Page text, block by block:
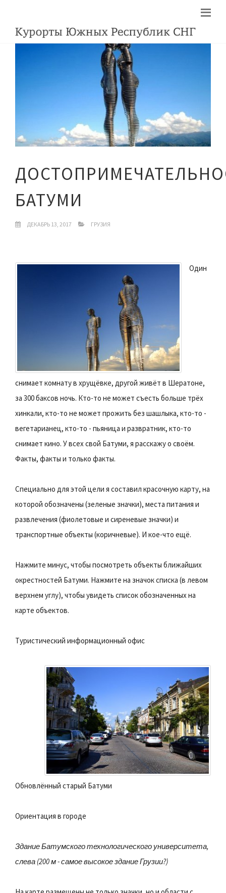
БАТУМИ
ДЕКАБРЬ 13, 2017 ГРУЗИЯ
Один
снимает комнату в хрущёвке, другой живёт в Шератоне,
за 300 баксов ночь. Кто-то не может съесть больше трёх
хинкали, кто-то не может прожить без шашлыка, кто-то -
вегетарианец, кто-то - пьяница и развратник, кто-то
снимает кино. У всех свой Батуми, я расскажу о своём.
Факты, факты и только факты.
Специально для этой цели я составил красочную карту, на
которой обозначены (зеленые значки), места питания и
развлечения (фиолетовые и сиреневые значки) и
транспортные объекты (коричневые). И кое-что ещё.
Нажмите минус, чтобы посмотреть объекты ближайших
окрестностей Батуми. Нажмите на значок списка (в левом
верхнем углу), чтобы увидеть список обозначенных на
карте объектов.
Туристический информационный офис
Обновлённый старый Батуми
Ориентация в городе
Здание Батумского технологического университета,
слева (200 м - самое высокое здание Грузии?)